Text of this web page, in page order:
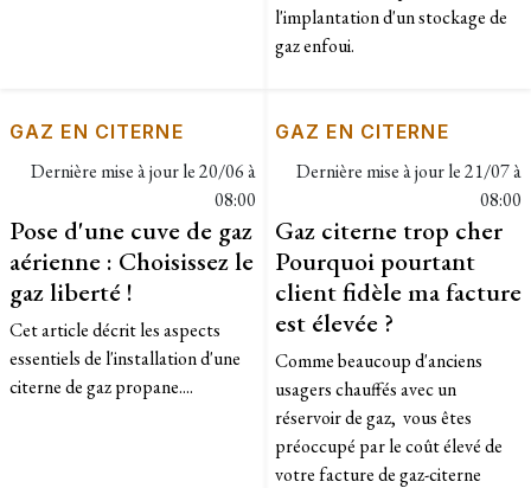
l'implantation d'un stockage de
gaz enfoui.
GAZ EN CITERNE
Dernière mise à jour le20/06 à
08:00
Pose d'une cuve de gaz
aérienne : Choisissez le
gaz liberté !
Cet article décrit les aspects
essentiels de l'installation d'une
citerne de gaz propane....
GAZ EN CITERNE
Dernière mise à jour le21/07 à
08:00
Gaz citerne trop cher
Pourquoi pourtant
client fidèle ma facture
est élevée ?
Comme beaucoup d'anciens
usagers chauffés avec un
réservoir de gaz, vous êtes
préoccupé par le coût élevé de
votre facture de gaz-citerne